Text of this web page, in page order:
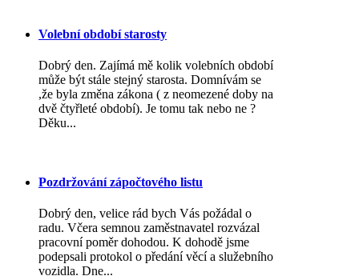
Volební období starosty
Dobrý den. Zajímá mě kolik volebních období
může být stále stejný starosta. Domnívám se
,že byla změna zákona ( z neomezené doby na
dvě čtyřleté období). Je tomu tak nebo ne ?
Děku...
Pozdržování zápočtového listu
Dobrý den, velice rád bych Vás požádal o
radu. Včera semnou zaměstnavatel rozvázal
pracovní poměr dohodou. K dohodě jsme
podepsali protokol o předání věcí a služebního
vozidla. Dne...